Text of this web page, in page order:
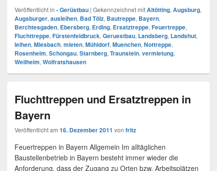
Veröffentlicht in - Gerüstbau | Gekennzeichnet mitAltötting, Augsburg,
Augsburger, ausleihen, Bad Tölz, Bautreppe, Bayern,
Berchtesgaden, Ebersberg, Erding, Ersatztreppe, Feuertreppe,
Fluchttreppe, Fürstenfeldbruck, Geruestbau, Landsberg, Landshut,
leihen, Miesbach, mieten, Mühldorf, Muenchen, Nottreppe,
Rosenheim, Schongau, Starnberg, Traunstein, vermietung,
Weilheim, Wolfratshausen
Fluchttreppen und Ersatztreppen in
Bayern
Veröffentlicht am 16. Dezember 2011 von fritz
Feuertreppen in Bayern Allgemein Im alltäglichen
Baustellenbetrieb in Bayern besteht immer wieder die
Anforderung, dass der Zugang zu Orten bzw. Arbeitsplätzen